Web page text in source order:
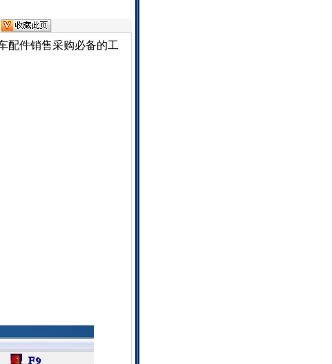
配件销售采购必备的工